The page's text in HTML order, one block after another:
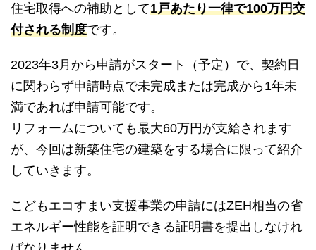
住宅取得への補助として1戸あたり一律で100万円交
付される制度です。
2023年3月から申請がスタート（予定）で、契約日
に関わらず申請時点で未完成または完成から1年未
満であれば申請可能です。
リフォームについても最大60万円が支給されます
が、今回は新築住宅の建築をする場合に限って紹介
していきます。
こどもエコすまい支援事業の申請にはZEH相当の省
エネルギー性能を証明できる証明書を提出しなけれ